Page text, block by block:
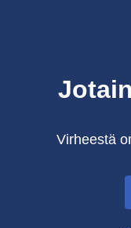
Virheestä